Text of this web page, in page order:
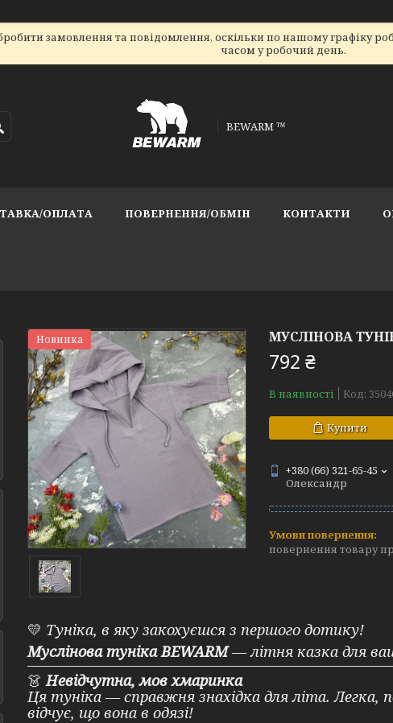
замовлення та повідомлення, оскільки по нашому графіку
часом у робочий день.
BEWARM ™
ОПЛАТА ПОВЕРНЕННЯ/ОБМІН КОНТАКТИ
Новинка МУСЛІНОВА
792 ₴
В наявності Код:
Купити
+380 (66) 321-65-45
Олександр
повернення товару
💛 Туніка, в яку закохуєшся з першого дотику!
Муслінова туніка BEWARM— літня казка для
👗 Невідчутна, мов хмаринка
Ця туніка — справжня знахідка для літа. Легка,
відчує, що вона в одязі!